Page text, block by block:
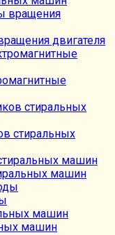
двигателя
стиральных
машин
машин